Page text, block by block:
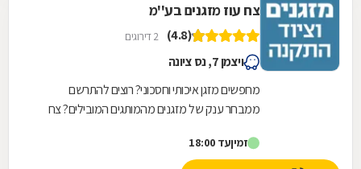
צח עוז מזגנים בע''מ
(4.8) 2 דירוגים
ויצמן 7, נס ציונה
מחפשים מזגן איכותי וחסכוני? רוצים להתרשם
ממבחר ענק של מזגנים מהמותגים המובילים? צח
מזגנים למעלה...
זמיןעד 18:00